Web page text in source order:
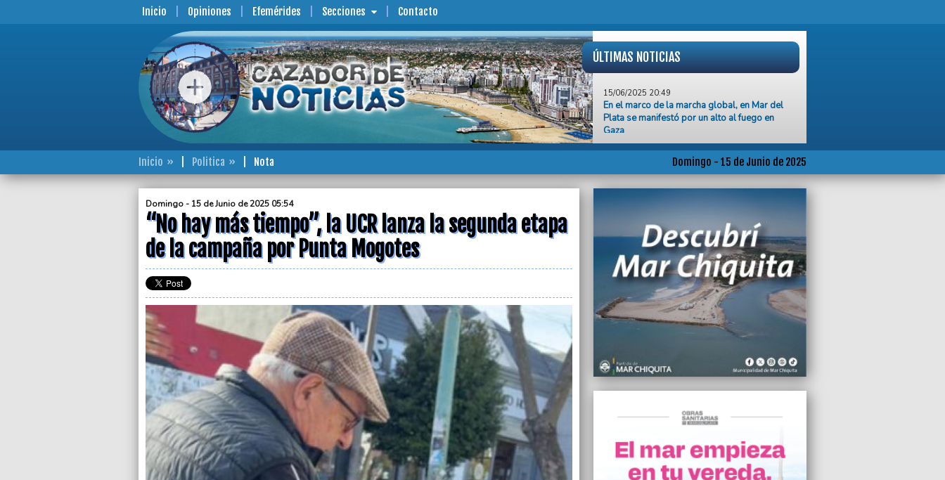
Inicio Opiniones Efemérides Secciones Contacto
ÚLTIMAS NOTICIAS
15/06/2025 20:49
Plata se manifestó por un alto al fuego en
Gaza
Multitudinaria concentración y marcha a favor
de Cristina Kirchner en Mar del Plata
15/06/2025 17:55
El Torito volvió a la senda del triunfo, le ganó
15/06/2025 05:58
Asesinan en EE UU por motivos políticos a una
legisladora demócrata y a su esposo
15/06/2025 05:54
“No hay más tiempo”, la UCR lanza la segunda
etapa de la campaña por Punta Mogotes
responsabilidad y razón por los ataques entre
Israel e Irán
“Agotaremos todas las vías legales y
gremiales para defender los derechos de
nuestros afiliados”, dijo Guillermo Bianchi,
titular del SECZA
Domingo - 15 de Junio de 2025
Inicio Politica Nota
Domingo - 15 de Junio de 2025 05:54
“No hay más tiempo”, la UCR lanza la segunda etapa
de la campaña por Punta Mogotes